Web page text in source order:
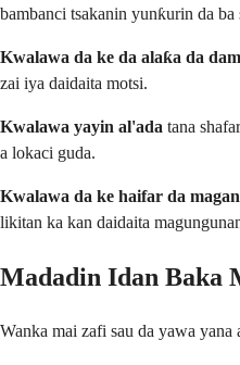
bambanci tsakanin yunƙurin da
Kwalawa da ke da alaƙa da
zai iya daidaita motsi.
Kwalawa yayin al'ada tana
a lokaci guda.
Kwalawa da ke haifar da
likitan ka kan daidaita
Madadin Idan Baka
Wanka mai zafi sau da yawa